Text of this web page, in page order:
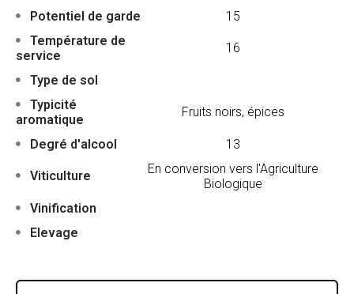
Potentiel de garde
15
Température de
service
16
Type de sol
Typicité
aromatique
Fruits noirs, épices
Degré d'alcool 13
Viticulture
En conversion vers l'Agriculture
Biologique
Vinification
Elevage